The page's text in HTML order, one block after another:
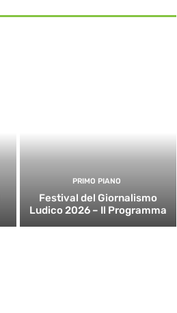
PRIMO PIANO
Festival del Giornalismo
Ludico 2026 – Il Programma